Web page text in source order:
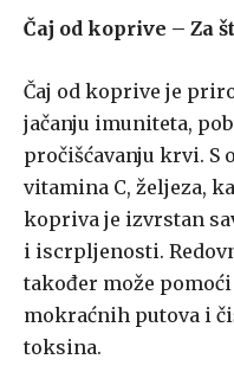
Čaj od koprive – Za
Čaj od koprive je
jačanju imuniteta,
pročišćavanju krvi. S
vitamina C, željeza,
kopriva je izvrstan
i iscrpljenosti.
također može
mokraćnih putova i
toksina.